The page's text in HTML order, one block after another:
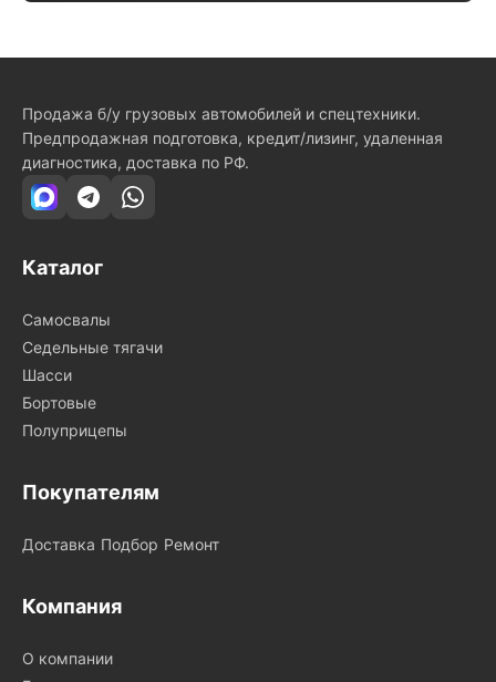
Продажа б/у грузовых автомобилей и спецтехники.
Предпродажная подготовка, кредит/лизинг, удаленная
диагностика, доставка по РФ.
Каталог
Самосвалы
Седельные тягачи
Шасси
Бортовые
Полуприцепы
Покупателям
Доставка Подбор Ремонт
Компания
О компании